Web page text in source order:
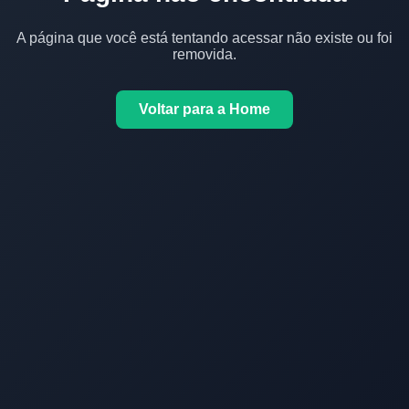
A página que você está tentando acessar não existe ou foi
removida.
Voltar para a Home